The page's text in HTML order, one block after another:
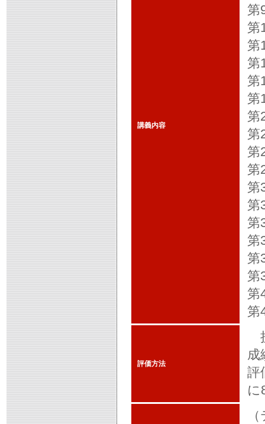
講義内容
第
第
第
第
第
第
第
第
第
第
第
第
第
第
第
第
評価方法
成
評
に